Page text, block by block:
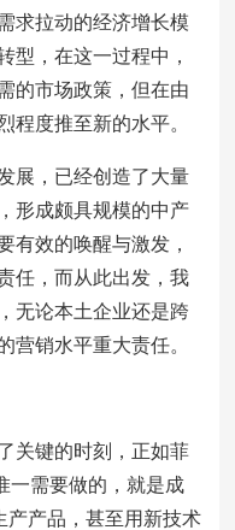
拉动的经济增长模
型，在这一过程中，
的市场政策，但在由
程度推至新的水平。
，已经创造了大量
形成颇具规模的中产
有效的唤醒与激发，
任，而从此出发，我
无论本土企业还是跨
营销水平重大责任。
键的时刻，正如菲
一需要做的，就是成
产产品，甚至用新技术